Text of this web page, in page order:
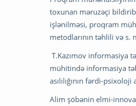
toxunan məruzəçi bildirib
işlənilməsi, proqram
metodlarının təhlili və s.
T.Kazımov informasiya
mühitində informasiya
asılılığının fərdi-
Alim şöbənin elmi-